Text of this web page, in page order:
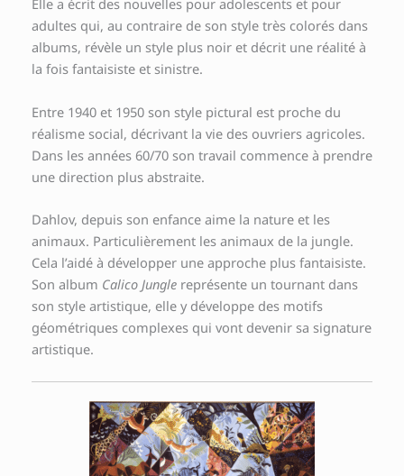
Elle a écrit des nouvelles pour adolescents et pour
adultes qui, au contraire de son style très colorés dans
albums, révèle un style plus noir et décrit une réalité à
la fois fantaisiste et sinistre.
Entre 1940 et 1950 son style pictural est proche du
réalisme social, décrivant la vie des ouvriers agricoles.
Dans les années 60/70 son travail commence à prendre
une direction plus abstraite.
Dahlov, depuis son enfance aime la nature et les
animaux. Particulièrement les animaux de la jungle.
Cela l’aidé à développer une approche plus fantaisiste.
Son album Calico Jungle représente un tournant dans
son style artistique, elle y développe des motifs
géométriques complexes qui vont devenir sa signature
artistique.